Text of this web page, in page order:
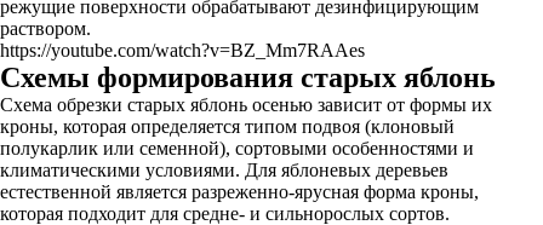
режущие поверхности обрабатывают дезинфицирующим
раствором.
https://youtube.com/watch?v=BZ_Mm7RAAes
Схемы формирования старых яблонь
Схема обрезки старых яблонь осенью зависит от формы их
кроны, которая определяется типом подвоя (клоновый
полукарлик или семенной), сортовыми особенностями и
климатическими условиями. Для яблоневых деревьев
естественной является разреженно-ярусная форма кроны,
которая подходит для средне- и сильнорослых сортов.